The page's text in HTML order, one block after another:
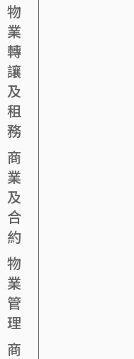
物
業
轉
讓
及
租
務
商
業
及
合
約
物
業
管
理
商